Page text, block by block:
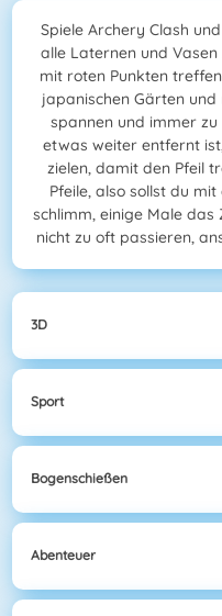
Spiele Archery Clash
alle Laternen und
mit roten Punkten
japanischen Gärten
spannen und immer zu
etwas weiter entfernt
zielen, damit den Pfeil
Pfeile, also sollst du
schlimm, einige Male
nicht zu oft passieren,
3D
Sport
Bogenschießen
Abenteuer